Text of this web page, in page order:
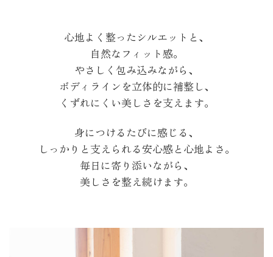
心地よく整ったシルエットと、
自然なフィット感。
やさしく包み込みながら、
ボディラインを立体的に補整し、
くずれにくい美しさを支えます。
身につけるたびに感じる、
しっかりと支えられる安心感と心地よさ。
毎日に寄り添いながら、
美しさを整え続けます。